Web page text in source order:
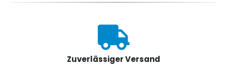
Zuverlässiger Versand